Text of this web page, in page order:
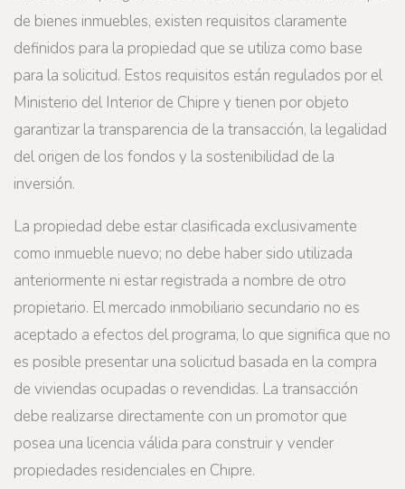
de bienes inmuebles, existen requisitos claramente
definidos para la propiedad que se utiliza como base
para la solicitud. Estos requisitos están regulados por el
Ministerio del Interior de Chipre y tienen por objeto
garantizar la transparencia de la transacción, la legalidad
del origen de los fondos y la sostenibilidad de la
inversión.
La propiedad debe estar clasificada exclusivamente
como inmueble nuevo; no debe haber sido utilizada
anteriormente ni estar registrada a nombre de otro
propietario. El mercado inmobiliario secundario no es
aceptado a efectos del programa, lo que significa que no
es posible presentar una solicitud basada en la compra
de viviendas ocupadas o revendidas. La transacción
debe realizarse directamente con un promotor que
posea una licencia válida para construir y vender
propiedades residenciales en Chipre.